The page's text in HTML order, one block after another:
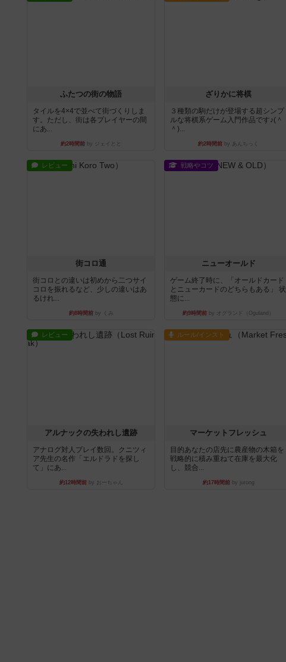
ふたつの街の物語
タイルを4×4で並べて街づくりしま
す。ただし、街は各プレイヤーの間
にあ...
約2時間前 by ジェイとと
ざりかに将棋
３種類の駒だけが登場する超シンプ
ルな将棋系ゲーム入門作品です♪(＾
＾)...
約2時間前 by あんちっく
レビュー
街コロ通
街コロとの違いは初めから二つサイ
コロを振れるなど、少しの違いはあ
るけれ...
約8時間前by くみ
戦略やコツ
ニューオールド
ゲーム終了時に、「オールドカード
とニューカードのどちらもある」 状
態に...
約9時間前 by オグランド（Oguland）
レビュー
アルナックの失われし遺跡
アナログ対人プレイ数回。クニツィ
ア先生の名作「エルドラドを探し
て」にあ...
約12時間前by おーちゃん
ルール/インスト
マーケットフレッシュ
目的あなたの店先に農産物の木箱を
戦略的に積み重ねて在庫を最大化
し、競合...
約17時間前by jurong